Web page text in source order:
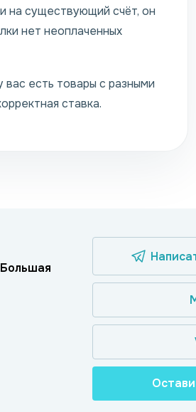
на существующий счёт, он
нет неоплаченных
вас есть товары с разными
ставка.